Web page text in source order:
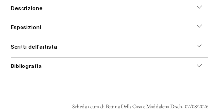
descrizione
esposizioni
scritti dell’artista
bibliografia
Scheda a cura di Bettina Della Casa e Maddalena Disch, 07/08/2026